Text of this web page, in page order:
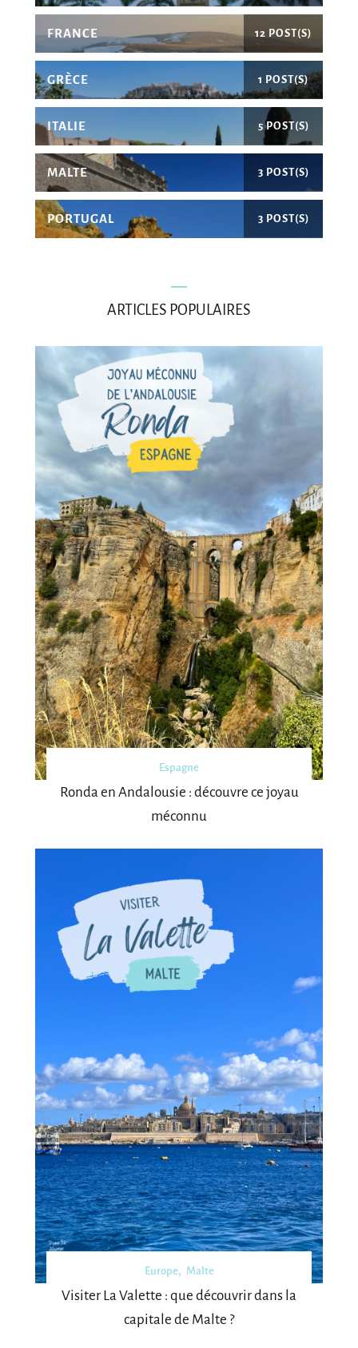
FRANCE 12 POST(S)
GRÈCE 1 POST(S)
ITALIE 5 POST(S)
MALTE 3 POST(S)
PORTUGAL 3 POST(S)
ARTICLES POPULAIRES
Espagne
Ronda en Andalousie : découvre ce joyau
méconnu
Europe Malte
Visiter La Valette : que découvrir dans la
capitale de Malte ?